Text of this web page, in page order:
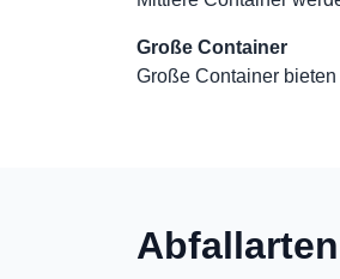
Große Container
Große Container